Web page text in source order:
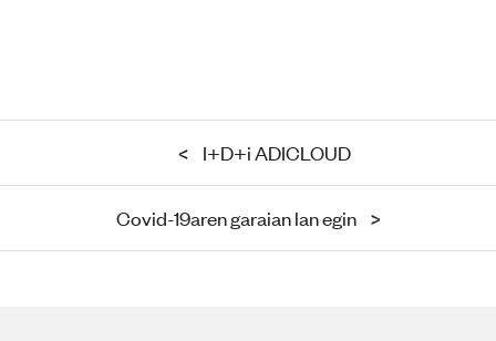
< I+D+i ADICLOUD
Covid-19aren garaian lan egin >